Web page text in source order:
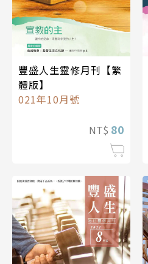
豐盛人生靈修月刊【繁
體版】
021年10月號
NT$ 80